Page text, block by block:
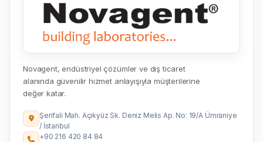
Novagent, endüstriyel çözümler ve dış ticaret
alanında güvenilir hizmet anlayışıyla müşterilerine
değer katar.
Şerifali Mah. Açıkyüz Sk. Deniz Melis Ap. No: 19/A Ümraniye
/ İstanbul
+90 216 420 84 84